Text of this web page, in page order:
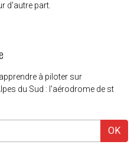
d'autre part.
à piloter sur
du Sud : l'aérodrome de st
OK